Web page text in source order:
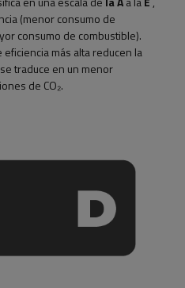
(menor consumo de
consumo de combustible).
más alta reducen la
traduce en un menor
de CO₂.